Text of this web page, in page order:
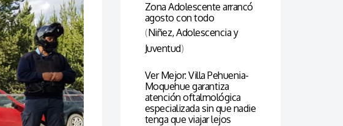
Zona Adolescente arrancó
agosto con todo
(Niñez, Adolescencia y
Juventud)
Ver Mejor: Villa Pehuenia-
Moquehue garantiza
atención oftalmológica
especializada sin que nadie
tenga que viajar lejos